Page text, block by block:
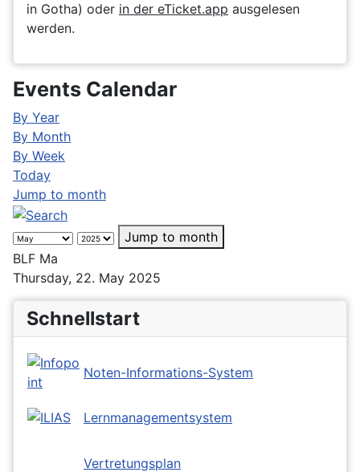
in Gotha) oder in der eTicket.app ausgelesen
werden.
Events Calendar
By Year
By Month
By Week
Today
Jump to month
Jump to month
BLF Ma
Thursday, 22. May 2025
Schnellstart
Noten-Informations-System
Lernmanagementsystem
Vertretungsplan